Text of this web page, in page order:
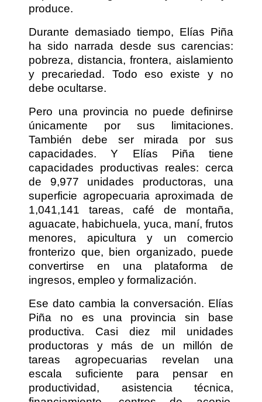
produce.
Durante demasiado tiempo, Elías Piña
ha sido narrada desde sus carencias:
pobreza, distancia, frontera, aislamiento
y precariedad. Todo eso existe y no
debe ocultarse.
Pero una provincia no puede definirse
únicamente por sus limitaciones.
También debe ser mirada por sus
capacidades. Y Elías Piña tiene
capacidades productivas reales: cerca
de 9,977 unidades productoras, una
superficie agropecuaria aproximada de
1,041,141 tareas, café de montaña,
aguacate, habichuela, yuca, maní, frutos
menores, apicultura y un comercio
fronterizo que, bien organizado, puede
convertirse en una plataforma de
ingresos, empleo y formalización.
Ese dato cambia la conversación. Elías
Piña no es una provincia sin base
productiva. Casi diez mil unidades
productoras y más de un millón de
tareas agropecuarias revelan una
escala suficiente para pensar en
productividad, asistencia técnica,